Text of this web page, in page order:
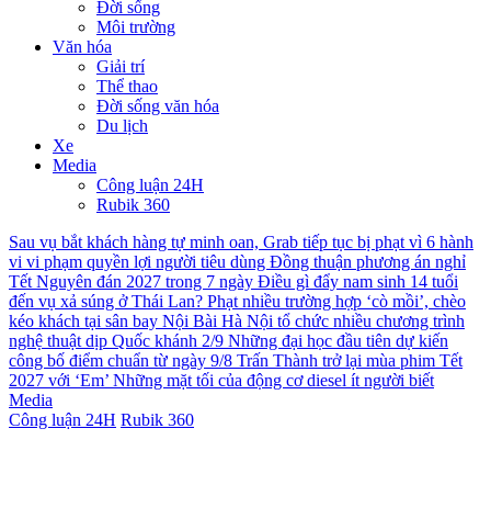
Đời sống
Môi trường
Văn hóa
Giải trí
Thể thao
Đời sống văn hóa
Du lịch
Xe
Media
Công luận 24H
Rubik 360
Sau vụ bắt khách hàng tự minh oan, Grab tiếp tục bị phạt vì 6 hành
vi vi phạm quyền lợi người tiêu dùng Đồng thuận phương án nghỉ
Tết Nguyên đán 2027 trong 7 ngày Điều gì đẩy nam sinh 14 tuổi
đến vụ xả súng ở Thái Lan? Phạt nhiều trường hợp ‘cò mồi’, chèo
kéo khách tại sân bay Nội Bài Hà Nội tổ chức nhiều chương trình
nghệ thuật dịp Quốc khánh 2/9 Những đại học đầu tiên dự kiến
công bố điểm chuẩn từ ngày 9/8 Trấn Thành trở lại mùa phim Tết
2027 với ‘Em’ Những mặt tối của động cơ diesel ít người biết
Media
Công luận 24H Rubik 360